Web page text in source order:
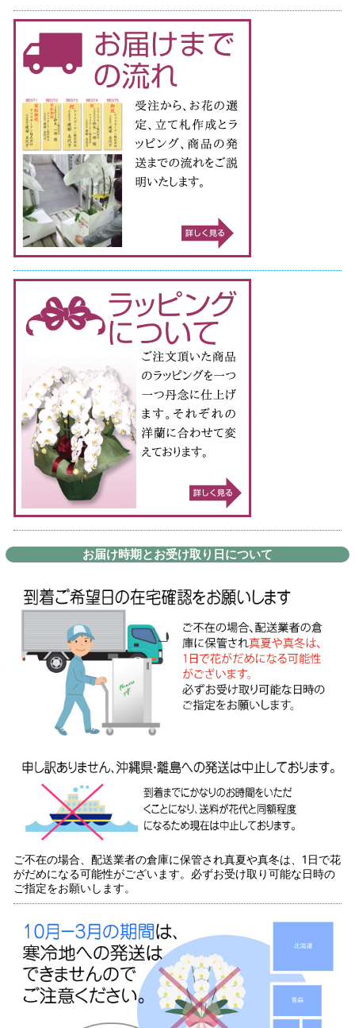
お届け時期とお受け取り日について
ご不在の場合、配送業者の倉庫に保管され真夏や真冬は、1日で花
がだめになる可能性がございます。必ずお受け取り可能な日時の
ご指定をお願いします。